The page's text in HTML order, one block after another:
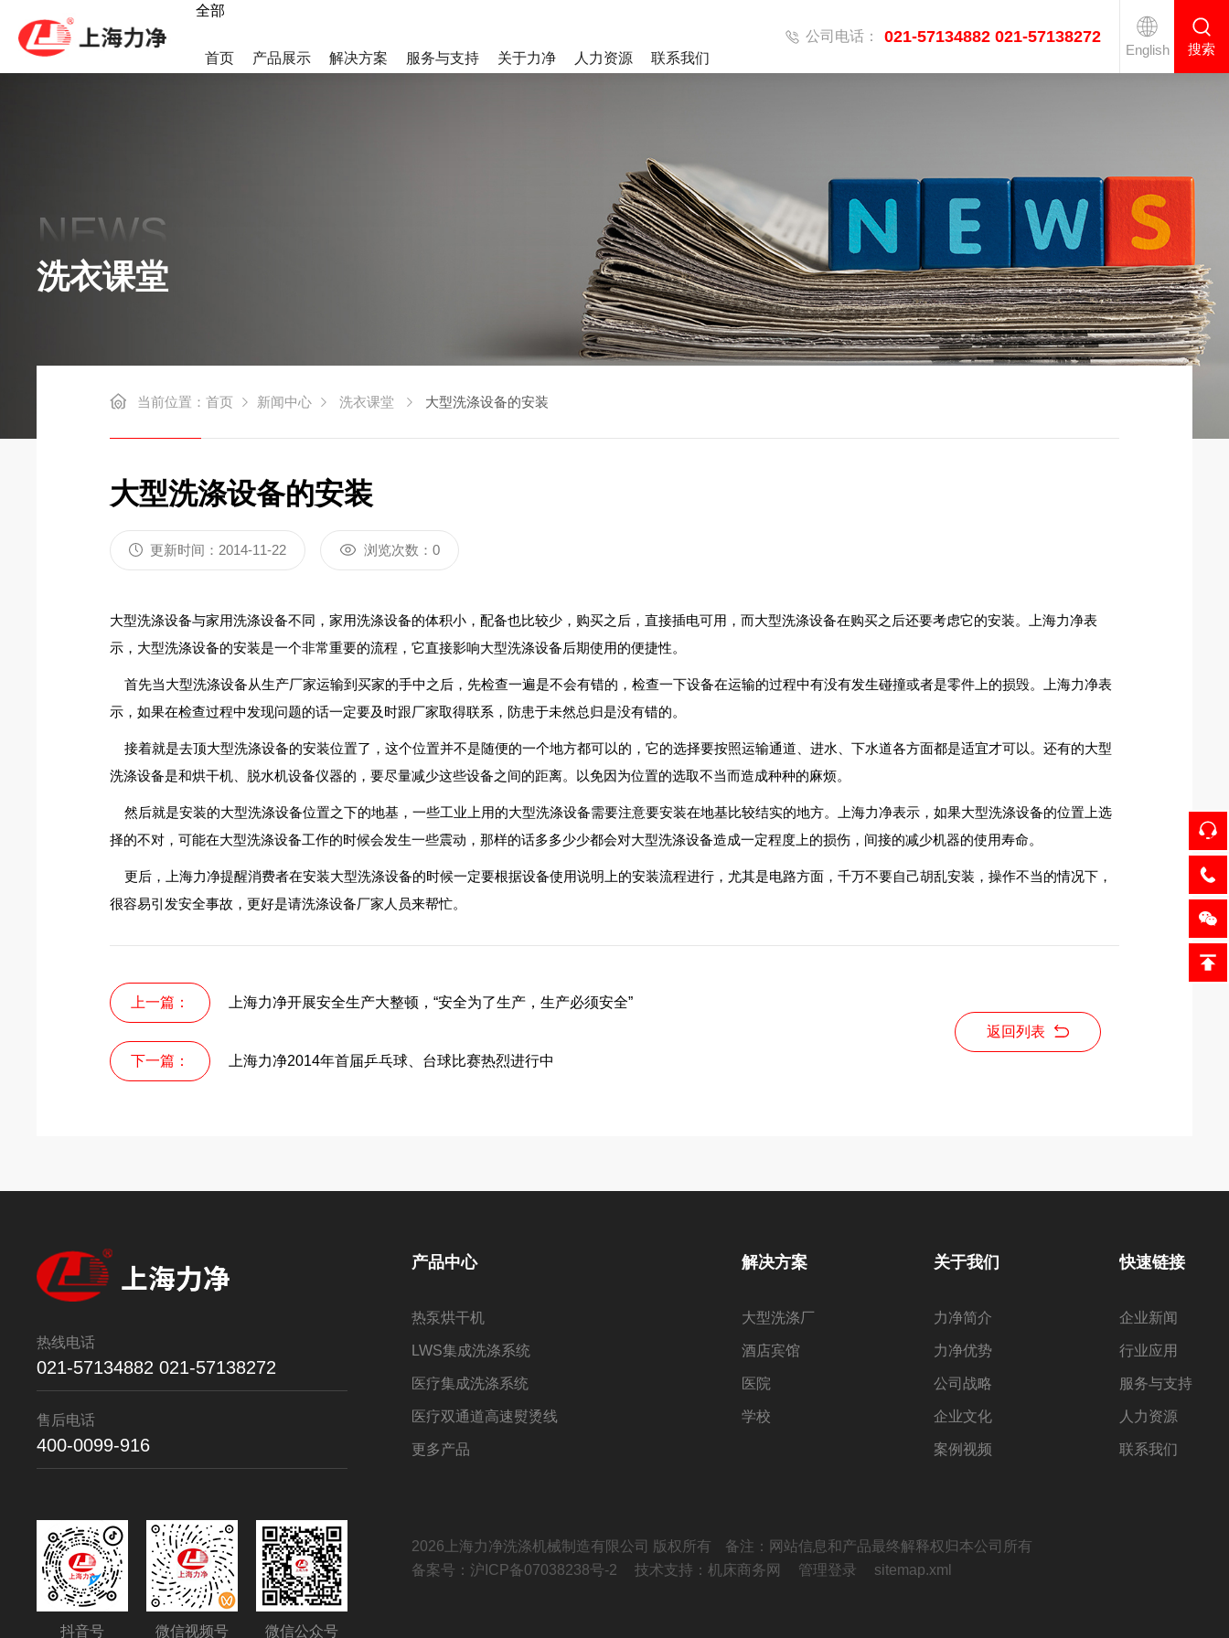
搜索
English
公司电话： 021-57134882 021-57138272
全部
首页 产品展示
医疗集成洗涤系统
高速后整理系列 工业洗衣机系列 工业烘干机系列
辅助设备 衣服后整理设备
解决方案
解决方案
案例视频
服务与支持 关于力净 人力资源 联系我们
NEWS
洗衣课堂
当前位置：首页 新闻中心 洗衣课堂 大型洗涤设备的安装
大型洗涤设备的安装
更新时间：2014-11-22 浏览次数：0
大型洗涤设备与家用洗涤设备不同，家用洗涤设备的体积小，配备也比较少，购买之后，直接插电可用，而大型洗涤设备在购买之后还要考虑它的安装。上海力净表
示，大型洗涤设备的安装是一个非常重要的流程，它直接影响大型洗涤设备后期使用的便捷性。
首先当大型洗涤设备从生产厂家运输到买家的手中之后，先检查一遍是不会有错的，检查一下设备在运输的过程中有没有发生碰撞或者是零件上的损毁。上海力净表
示，如果在检查过程中发现问题的话一定要及时跟厂家取得联系，防患于未然总归是没有错的。
接着就是去顶大型洗涤设备的安装位置了，这个位置并不是随便的一个地方都可以的，它的选择要按照运输通道、进水、下水道各方面都是适宜才可以。还有的大型
洗涤设备是和烘干机、脱水机设备仪器的，要尽量减少这些设备之间的距离。以免因为位置的选取不当而造成种种的麻烦。
然后就是安装的大型洗涤设备位置之下的地基，一些工业上用的大型洗涤设备需要注意要安装在地基比较结实的地方。上海力净表示，如果大型洗涤设备的位置上选
择的不对，可能在大型洗涤设备工作的时候会发生一些震动，那样的话多多少少都会对大型洗涤设备造成一定程度上的损伤，间接的减少机器的使用寿命。
更后，上海力净提醒消费者在安装大型洗涤设备的时候一定要根据设备使用说明上的安装流程进行，尤其是电路方面，千万不要自己胡乱安装，操作不当的情况下，
很容易引发安全事故，更好是请洗涤设备厂家人员来帮忙。
上一篇： 上海力净开展安全生产大整顿，“安全为了生产，生产必须安全”
下一篇： 上海力净2014年首届乒乓球、台球比赛热烈进行中
返回列表
热线电话
021-57134882 021-57138272
售后电话
400-0099-916
抖音号 微信视频号 微信公众号
产品中心
热泵烘干机
LWS集成洗涤系统
医疗集成洗涤系统
医疗双通道高速熨烫线
更多产品
解决方案
大型洗涤厂
酒店​宾馆
医院
学校
关于我们
力净简介
力净优势
公司战略
企业文化
案例视频
快速链接
企业新闻
行业应用
服务与支持
人力资源
联系我们
2026上海力净洗涤机械制造有限公司 版权所有
备注：网站信息和产品最终解释权归本公司所有
备案号：沪ICP备07038238号-2
技术支持：机床商务网 管理登录 sitemap.xml